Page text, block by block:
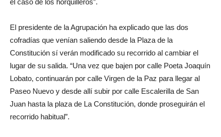
El presidente de la Agrupación ha explicado que las dos
cofradías que venían saliendo desde la Plaza de la
Constitución sí verán modificado su recorrido al cambiar el
lugar de su salida. “Una vez que bajen por calle Poeta Joaquín
Lobato, continuarán por calle Virgen de la Paz para llegar al
Paseo Nuevo y desde allí subir por calle Escalerilla de San
Juan hasta la plaza de La Constitución, donde proseguirán el
recorrido habitual”.